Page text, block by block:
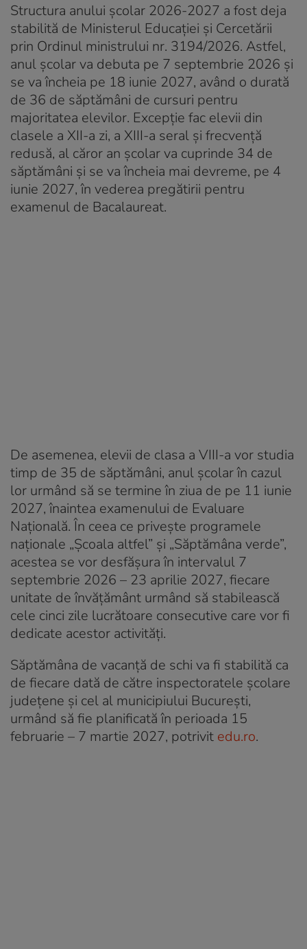
Structura anului școlar 2026-2027 a fost deja
stabilită de Ministerul Educației și Cercetării
prin Ordinul ministrului nr. 3194/2026. Astfel,
anul școlar va debuta pe 7 septembrie 2026 și
se va încheia pe 18 iunie 2027, având o durată
de 36 de săptămâni de cursuri pentru
majoritatea elevilor. Excepție fac elevii din
clasele a XII-a zi, a XIII-a seral și frecvență
redusă, al căror an școlar va cuprinde 34 de
săptămâni și se va încheia mai devreme, pe 4
iunie 2027, în vederea pregătirii pentru
examenul de Bacalaureat.
De asemenea, elevii de clasa a VIII-a vor studia
timp de 35 de săptămâni, anul școlar în cazul
lor urmând să se termine în ziua de pe 11 iunie
2027, înaintea examenului de Evaluare
Națională. În ceea ce privește programele
naționale „Școala altfel” și „Săptămâna verde”,
acestea se vor desfășura în intervalul 7
septembrie 2026 – 23 aprilie 2027, fiecare
unitate de învățământ urmând să stabilească
cele cinci zile lucrătoare consecutive care vor fi
dedicate acestor activități.
Săptămâna de vacanță de schi va fi stabilită ca
de fiecare dată de către inspectoratele școlare
județene și cel al municipiului București,
urmând să fie planificată în perioada 15
februarie – 7 martie 2027, potrivit edu.ro.